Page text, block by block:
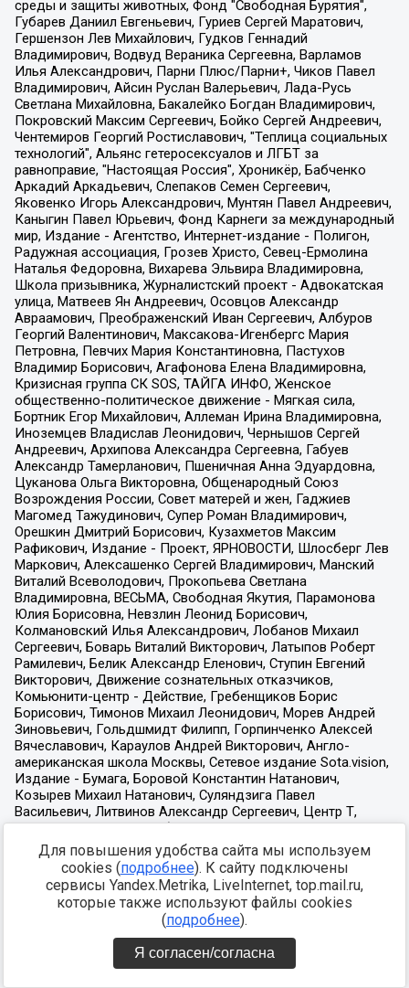
Для повышения удобства сайта мы используем
cookies (подробнее). К сайту подключены
сервисы Yandex.Metrika, LiveInternet, top.mail.ru,
которые также используют файлы cookies
(подробнее).
Я согласен/согласна